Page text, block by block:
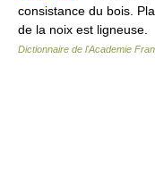
consistance du bois.
de la noix est
Dictionnaire de l'Academie